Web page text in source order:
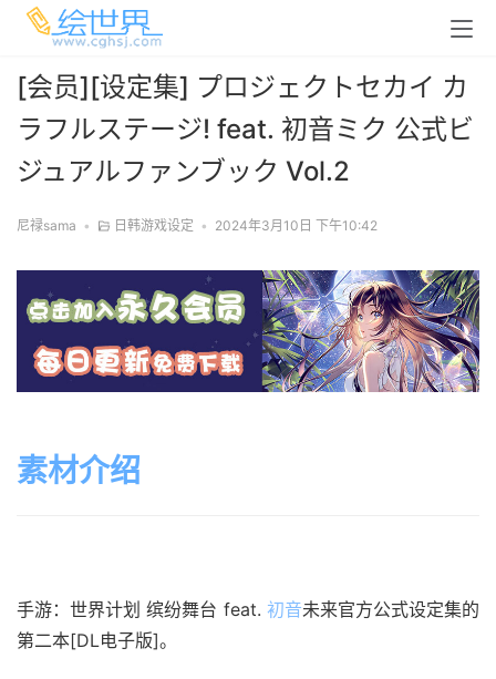
[会员][设定集] プロジェクトセカイ カ
ラフルステージ! feat. 初音ミク 公式ビ
ジュアルファンブック Vol.2
尼禄sama • 日韩游戏设定 • 2024年3月10日 下午10:42
素材介绍
手游：世界计划 缤纷舞台 feat. 初音未来官方公式设定集的
第二本[DL电子版]。